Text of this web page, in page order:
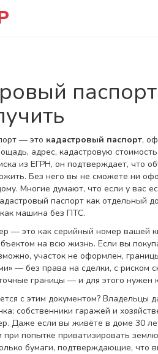
— это кадастровый паспорт,
адрес, кадастровую
из ЕГРН, он подтверждает, что
Без него вы не сможете ни
Многие думают, что если у вас
паспорт как отдельный
машина без ПТС.
— это как серийный номер вашей
на всю жизнь. Если вы
участок не оформлен,
— без права на сделки, с риском
границы — и для этого нужен
с этим документом? Владельцы
собственники гаражей и
Даже если вы живёте в доме 30
попытке приватизировать
бумаги, подтверждающие, что